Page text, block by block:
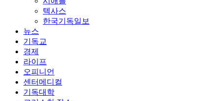
텍사스
한국기독일보
뉴스
기독교
경제
라이프
오피니언
센터메디컬
기독대학